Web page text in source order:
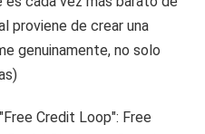
proviene de crear una
genuinamente, no solo